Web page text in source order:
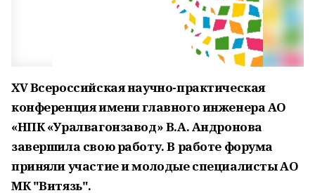
XV Всероссийская научно-практическая
конференция имени главного инженера АО
«НПК «Уралвагонзавод» В.А. Андронова
завершила свою работу. В работе форума
приняли участие и молодые специалисты АО
МК "Витязь".